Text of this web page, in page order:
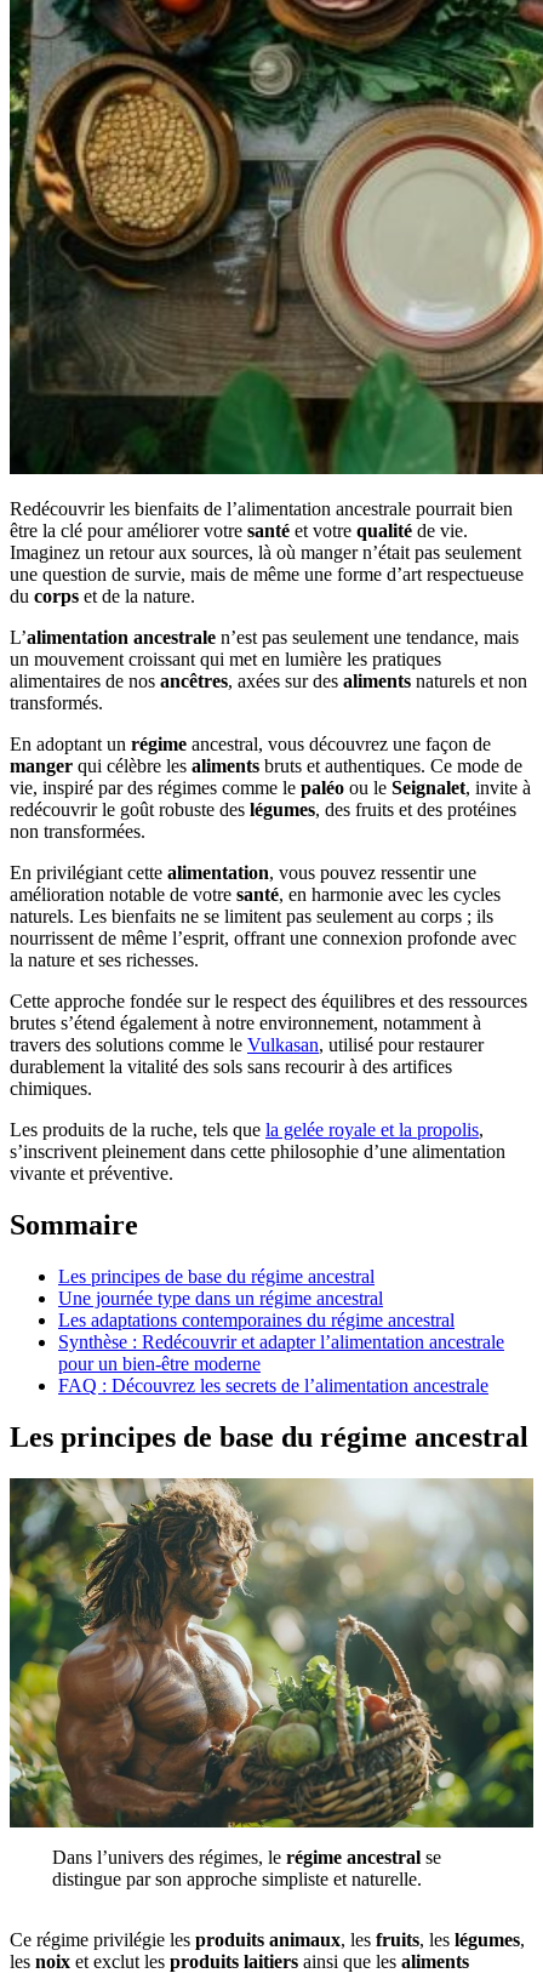
Redécouvrir les bienfaits de l’alimentation ancestrale pourrait bien
être la clé pour améliorer votre santé et votre qualité de vie.
Imaginez un retour aux sources, là où manger n’était pas seulement
une question de survie, mais de même une forme d’art respectueuse
du corps et de la nature.
L’alimentation ancestrale n’est pas seulement une tendance, mais
un mouvement croissant qui met en lumière les pratiques
alimentaires de nos ancêtres, axées sur des aliments naturels et non
transformés.
En adoptant un régime ancestral, vous découvrez une façon de
manger qui célèbre les aliments bruts et authentiques. Ce mode de
vie, inspiré par des régimes comme le paléo ou le Seignalet, invite à
redécouvrir le goût robuste des légumes, des fruits et des protéines
non transformées.
En privilégiant cette alimentation, vous pouvez ressentir une
amélioration notable de votre santé, en harmonie avec les cycles
naturels. Les bienfaits ne se limitent pas seulement au corps ; ils
nourrissent de même l’esprit, offrant une connexion profonde avec
la nature et ses richesses.
Cette approche fondée sur le respect des équilibres et des ressources
brutes s’étend également à notre environnement, notamment à
travers des solutions comme le Vulkasan, utilisé pour restaurer
durablement la vitalité des sols sans recourir à des artifices
chimiques.
Les produits de la ruche, tels que la gelée royale et la propolis,
s’inscrivent pleinement dans cette philosophie d’une alimentation
vivante et préventive.
Sommaire
Les principes de base du régime ancestral
Une journée type dans un régime ancestral
Les adaptations contemporaines du régime ancestral
Synthèse : Redécouvrir et adapter l’alimentation ancestrale
pour un bien-être moderne
FAQ : Découvrez les secrets de l’alimentation ancestrale
Les principes de base du régime ancestral
Dans l’univers des régimes, le régime ancestralse
distingue par son approche simpliste et naturelle.
Ce régime privilégie les produits animaux, les fruits, les légumes,
les noix et exclut les produits laitiers ainsi que les aliments